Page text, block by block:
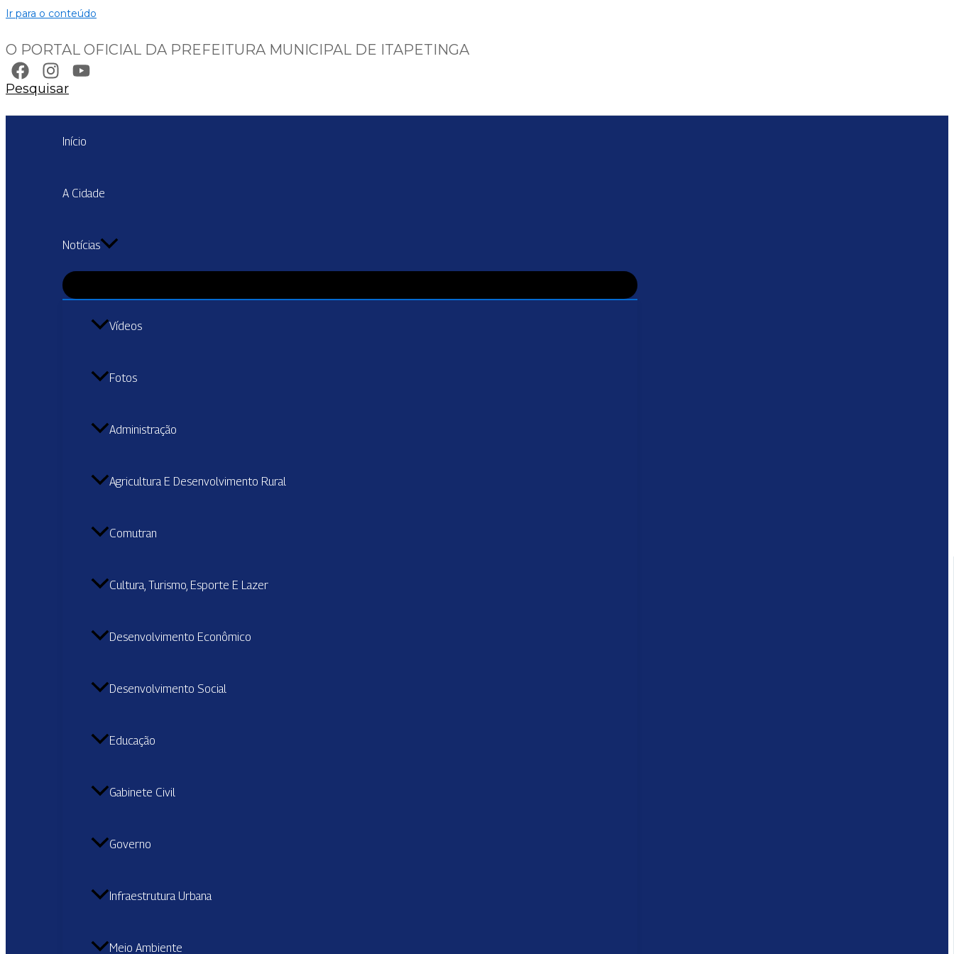
Ir para o conteúdo
O PORTAL OFICIAL DA PREFEITURA MUNICIPAL DE ITAPETINGA
Pesquisar
Início
A Cidade
Notícias
Vídeos
Fotos
Administração
Agricultura E Desenvolvimento Rural
Comutran
Cultura, Turismo, Esporte E Lazer
Desenvolvimento Econômico
Desenvolvimento Social
Educação
Gabinete Civil
Governo
Infraestrutura Urbana
Meio Ambiente